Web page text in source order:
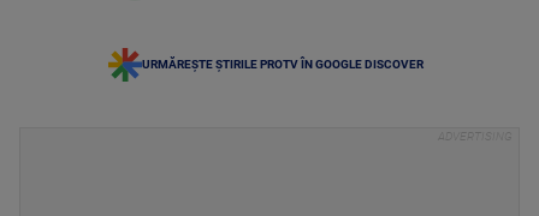
URMĂREȘTE ȘTIRILE PROTV ÎN GOOGLE DISCOVER